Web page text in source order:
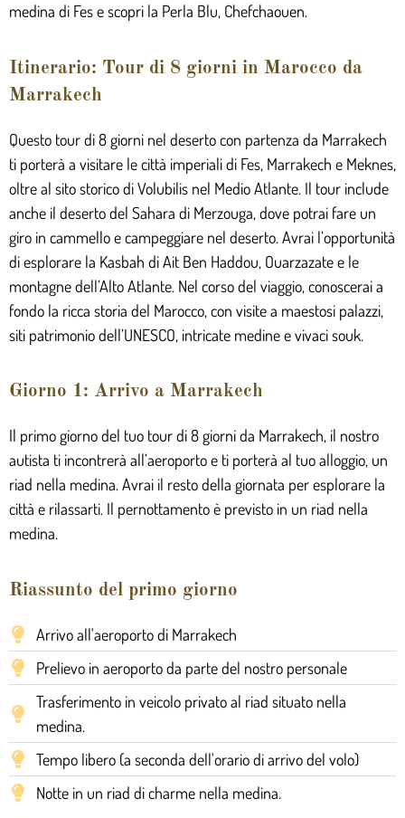
medina di Fes e scopri la Perla Blu, Chefchaouen.
Itinerario: Tour di 8 giorni in Marocco da
Marrakech
Questo tour di 8 giorni nel deserto con partenza da Marrakech
ti porterà a visitare le città imperiali di Fes, Marrakech e Meknes,
oltre al sito storico di Volubilis nel Medio Atlante. Il tour include
anche il deserto del Sahara di Merzouga, dove potrai fare un
giro in cammello e campeggiare nel deserto. Avrai l’opportunità
di esplorare la Kasbah di Ait Ben Haddou, Ouarzazate e le
montagne dell’Alto Atlante. Nel corso del viaggio, conoscerai a
fondo la ricca storia del Marocco, con visite a maestosi palazzi,
siti patrimonio dell’UNESCO, intricate medine e vivaci souk.
Giorno 1: Arrivo a Marrakech
Il primo giorno del tuo tour di 8 giorni da Marrakech, il nostro
autista ti incontrerà all’aeroporto e ti porterà al tuo alloggio, un
riad nella medina. Avrai il resto della giornata per esplorare la
città e rilassarti. Il pernottamento è previsto in un riad nella
medina.
Riassunto del primo giorno
Arrivo all'aeroporto di Marrakech
Prelievo in aeroporto da parte del nostro personale
Trasferimento in veicolo privato al riad situato nella
medina.
Tempo libero (a seconda dell'orario di arrivo del volo)
Notte in un riad di charme nella medina.